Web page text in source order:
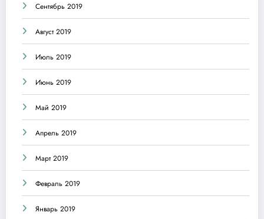
Сентябрь 2019
Август 2019
Июль 2019
Июнь 2019
Май 2019
Апрель 2019
Март 2019
Февраль 2019
Январь 2019